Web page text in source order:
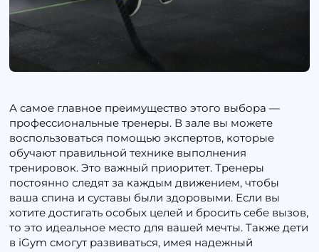
А самое главное преимущество этого выбора —
профессиональные тренеры. В зале вы можете
воспользоваться помощью экспертов, которые
обучают правильной технике выполнения
тренировок. Это важный приоритет. Тренеры
постоянно следят за каждым движением, чтобы
ваша спина и суставы были здоровыми. Если вы
хотите достигать особых целей и бросить себе вызов,
то это идеальное место для вашей мечты. Также дети
в iGym смогут развиваться, имея надежный